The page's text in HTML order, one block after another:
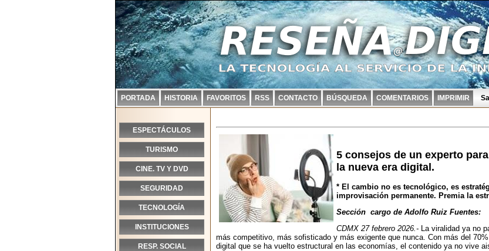
PORTADA HISTORIA FAVORITOS RSS CONTACTO BÚSQUEDA COMENTARIOS IMPRIMIR
ESPECTÁCULOS
TURISMO
CINE. TV Y DVD
SEGURIDAD
TECNOLOGÍA
INSTITUCIONES
RESP. SOCIAL
5 consejos de un experto
la nueva era digital.
* El cambio no es tecnológico, es
improvisación permanente. Premia la
Sección cargo de Adolfo Ruiz Fuentes:
CDMX 27 febrero 2026.- La viralidad ya no
más competitivo, más sofisticado y más exigente que nunca. Con más del
digital que se ha vuelto estructural en las economías, el contenido ya no vive